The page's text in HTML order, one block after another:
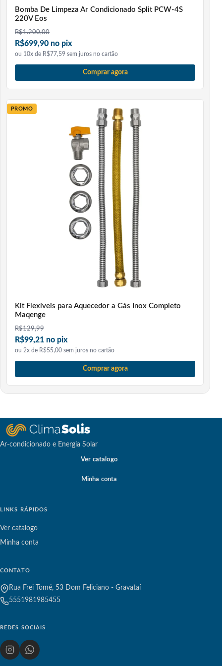
Bomba De Limpeza Ar Condicionado Split PCW-4S
220V Eos
R$1.200,00
R$699,90 no pix
ou 10x de R$77,59 sem juros no cartão
Comprar agora
PROMO
Kit Flexíveis para Aquecedor a Gás Inox Completo
Maqenge
R$129,99
R$99,21 no pix
ou 2x de R$55,00 sem juros no cartão
Comprar agora
Ar-condicionado e Energia Solar
Ver catalogo
Minha conta
LINKS RÁPIDOS
Ver catalogo
Minha conta
CONTATO
Rua Frei Tomé, 53 Dom Feliciano - Gravataí
5551981985455
REDES SOCIAIS